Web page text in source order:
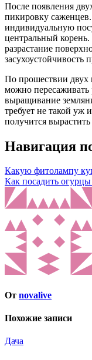
После появления
пикировку саженцев.
индивидуальную
центральный
разрастание
засухоустойчивость
По прошествии двух
можно пересаживать
выращивание
требует не такой уж
получится
Навигация
Какую фитолампу
Как посадить
От novalive
Похожие записи
Дача